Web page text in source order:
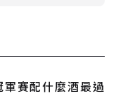
軍賽配什麼酒最過